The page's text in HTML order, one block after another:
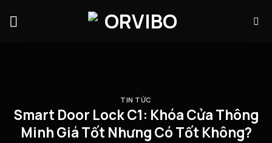
TIN TỨC
Smart Door Lock C1: Khóa Cửa Thông
Minh Giá Tốt Nhưng Có Tốt Không?